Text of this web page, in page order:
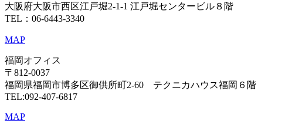
大阪府大阪市西区江戸堀2-1-1 江戸堀センタービル８階
TEL：06-6443-3340
MAP
福岡オフィス
〒812-0037
福岡県福岡市博多区御供所町2-60 テクニカハウス福岡６階
TEL:092-407-6817
MAP